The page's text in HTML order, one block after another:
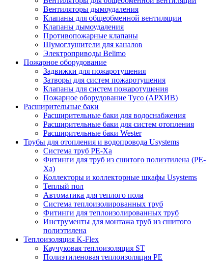
Вентиляторы дымоудаления
Клапаны для общеобменной вентиляции
Клапаны дымоудаления
Противопожарные клапаны
Шумоглушители для каналов
Электроприводы Belimo
Пожарное оборудование
Задвижки для пожаротушения
Затворы для систем пожаротушения
Клапаны для систем пожаротушения
Пожарное оборудование Tyco (АРХИВ)
Расширительные баки
Расширительные баки для водоснабжения
Расширительные баки для систем отопления
Расширительные баки Wester
Трубы для отопления и водопровода Usystems
Система труб PE-Xa
Фитинги для труб из сшитого полиэтилена (PE-
Xa)
Коллекторы и коллекторные шкафы Usystems
Теплый пол
Автоматика для теплого пола
Система теплоизолированных труб
Фитинги для теплоизолированных труб
Инструменты для монтажа труб из сшитого
полиэтилена
Теплоизоляция K-Flex
Каучуковая теплоизоляция ST
Полиэтиленовая теплоизоляция PE